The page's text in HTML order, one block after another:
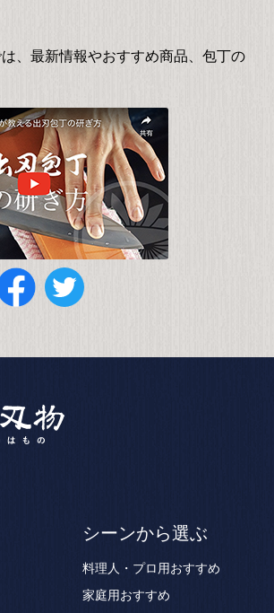
、最新情報やおすすめ商品、包丁の
シーンから選ぶ
料理人・プロ用おすすめ
家庭用おすすめ